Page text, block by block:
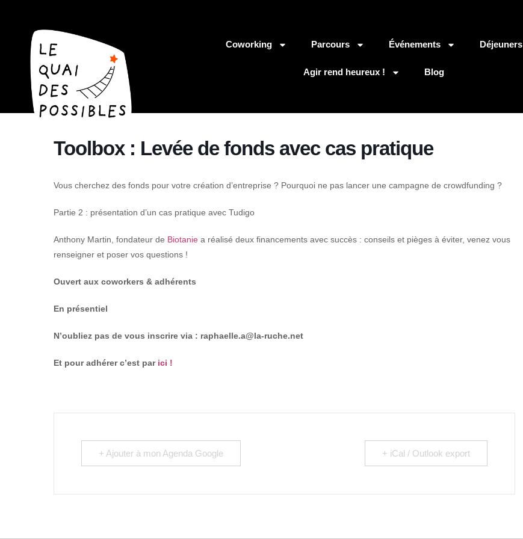
Coworking Parcours Événements Déjeuners
Agir rend heureux !
Blog
Toolbox : Levée de fonds avec cas pratique
Vous cherchez des fonds pour votre création d’entreprise ? Pourquoi ne pas lancer une campagne de crowdfunding ?
Partie 2 : présentation d’un cas pratique avec Tudigo
Anthony Martin, fondateur de Biotanie a réalisé deux financements avec succès : conseils et pièges à éviter, venez vous
renseigner et poser vos questions !
Ouvert aux coworkers & adhérents
En présentiel
N’oubliez pas de vous inscrire via : raphaelle.a@la-ruche.net
Et pour adhérer c’est par ici !
+ Ajouter à mon Agenda Google + iCal / Outlook export